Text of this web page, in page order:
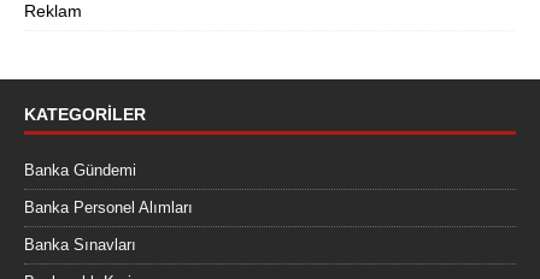
Reklam
KATEGORILER
Banka Gündemi
Banka Personel Alımları
Banka Sınavları